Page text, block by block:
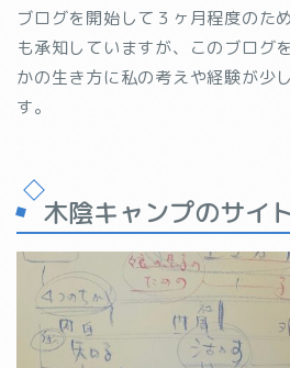
ブログを開始して３ヶ月程度のた
も承知していますが、このブログ
かの生き方に私の考えや経験が少
す。
木陰キャンプのサイ